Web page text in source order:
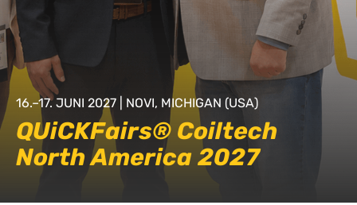
16.–17. JUNI 2027 | NOVI, MICHIGAN (USA)
QUiCKFairs® Coiltech
North America 2027